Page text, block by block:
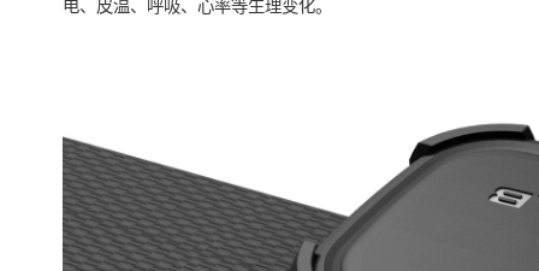
电、皮温、呼吸、心率等生理变化。